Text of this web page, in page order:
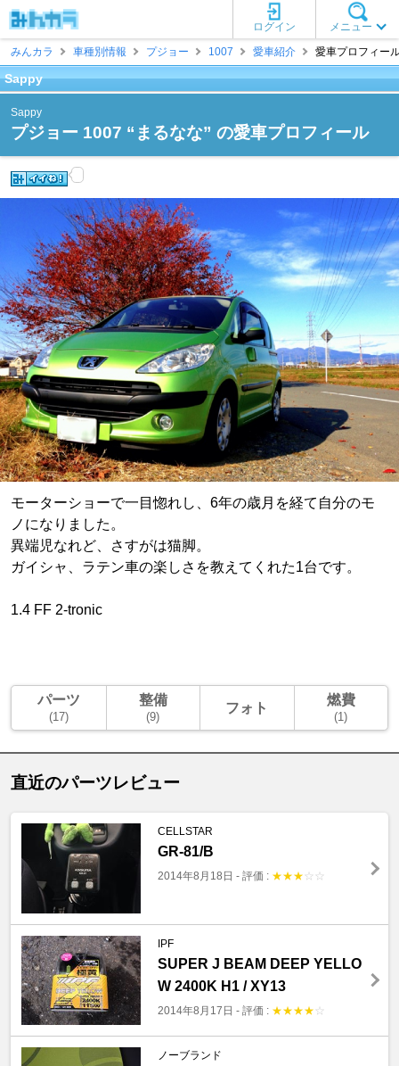
メニュー
ログイン
みんカラ
車種別情報 プジョー 1007 愛車紹介 愛車プロフィー
Sappy
Sappy
プジョー 1007 “まるなな” の愛車プロフィール
モーターショーで一目惚れし、6年の歳月を経て自分のモ
ノになりました。
異端児なれど、さすがは猫脚。
ガイシャ、ラテン車の楽しさを教えてくれた1台です。
1.4 FF 2-tronic
パーツ
(17)
整備
(9)
フォト 燃費
(1)
直近のパーツレビュー
CELLSTAR
GR-81/B
2014年8月18日 - 評価 : ★★★ ☆ ☆
IPF
SUPER J BEAM DEEP YELLO
W 2400K H1 / XY13
2014年8月17日 - 評価 : ★★★★ ☆
ノーブランド